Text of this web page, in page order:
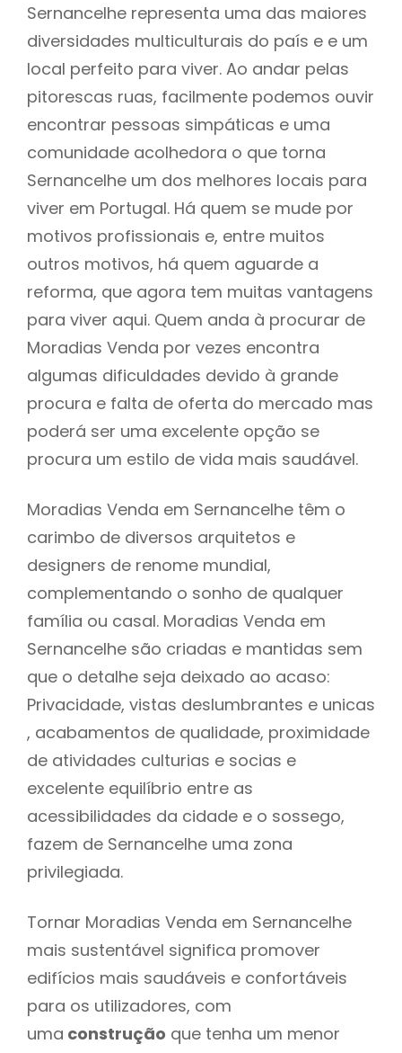
Sernancelhe representa uma das maiores
diversidades multiculturais do país e e um
local perfeito para viver. Ao andar pelas
pitorescas ruas, facilmente podemos ouvir
encontrar pessoas simpáticas e uma
comunidade acolhedora o que torna
Sernancelhe um dos melhores locais para
viver em Portugal. Há quem se mude por
motivos profissionais e, entre muitos
outros motivos, há quem aguarde a
reforma, que agora tem muitas vantagens
para viver aqui. Quem anda à procurar de
Moradias Venda por vezes encontra
algumas dificuldades devido à grande
procura e falta de oferta do mercado mas
poderá ser uma excelente opção se
procura um estilo de vida mais saudável.
Moradias Venda em Sernancelhe têm o
carimbo de diversos arquitetos e
designers de renome mundial,
complementando o sonho de qualquer
família ou casal. Moradias Venda em
Sernancelhe são criadas e mantidas sem
que o detalhe seja deixado ao acaso:
Privacidade, vistas deslumbrantes e unicas
, acabamentos de qualidade, proximidade
de atividades culturias e socias e
excelente equilíbrio entre as
acessibilidades da cidade e o sossego,
fazem de Sernancelhe uma zona
privilegiada.
Tornar Moradias Venda em Sernancelhe
mais sustentável significa promover
edifícios mais saudáveis e confortáveis
para os utilizadores, com
uma construção que tenha um menor